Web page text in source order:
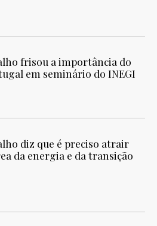
frisou a importância do
em seminário do INEGI
diz que é preciso atrair
da energia e da transição